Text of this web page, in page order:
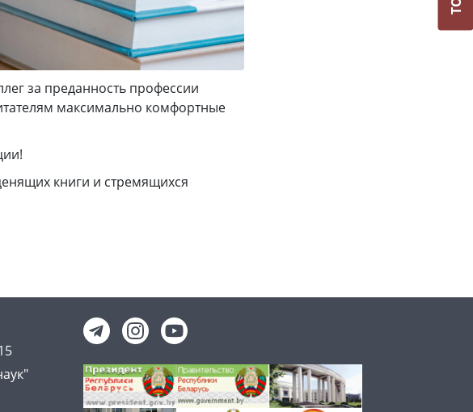
за преданность профессии
максимально комфортные
книги и стремящихся